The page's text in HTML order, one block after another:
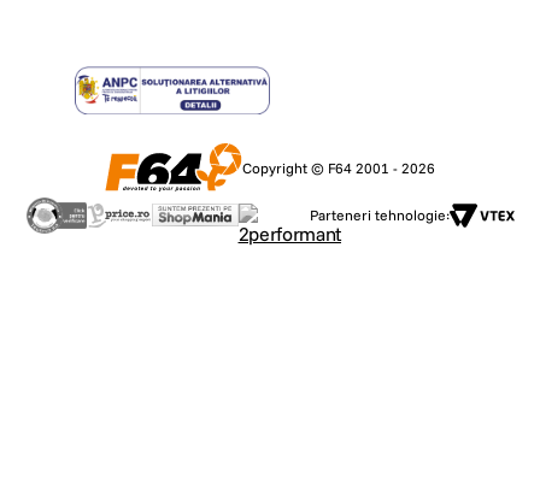
Copyright © F64 2001 - 2026
Parteneri tehnologie: